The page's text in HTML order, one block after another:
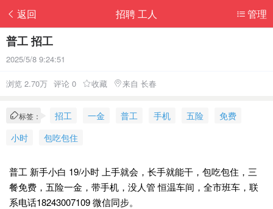
返回 管理
招聘 工人
普工 招工
2025/5/8 9:24:51
浏览 2.70万 评论 0 收藏 来自 长春
标签： 招工 一金 普工 手机 五险
免费
小时
包吃包住
普工 新手小白 19/小时 上手就会，长手就能干，包吃包住，三
餐免费，五险一金，带手机，没人管 恒温车间，全市班车，联
系电话18243007109 微信同步。